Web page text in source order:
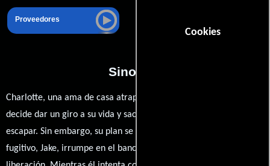
Cookies
Proveedores
Sinopsis
Charlotte, una ama de casa atrapada en un matrimonio sin amor,
decide dar un giro a su vida y sacar todos sus ahorros para
escapar. Sin embargo, su plan se desmorona cuando un joven
fugitivo, Jake, irrumpe en el banco que ha elegido para su